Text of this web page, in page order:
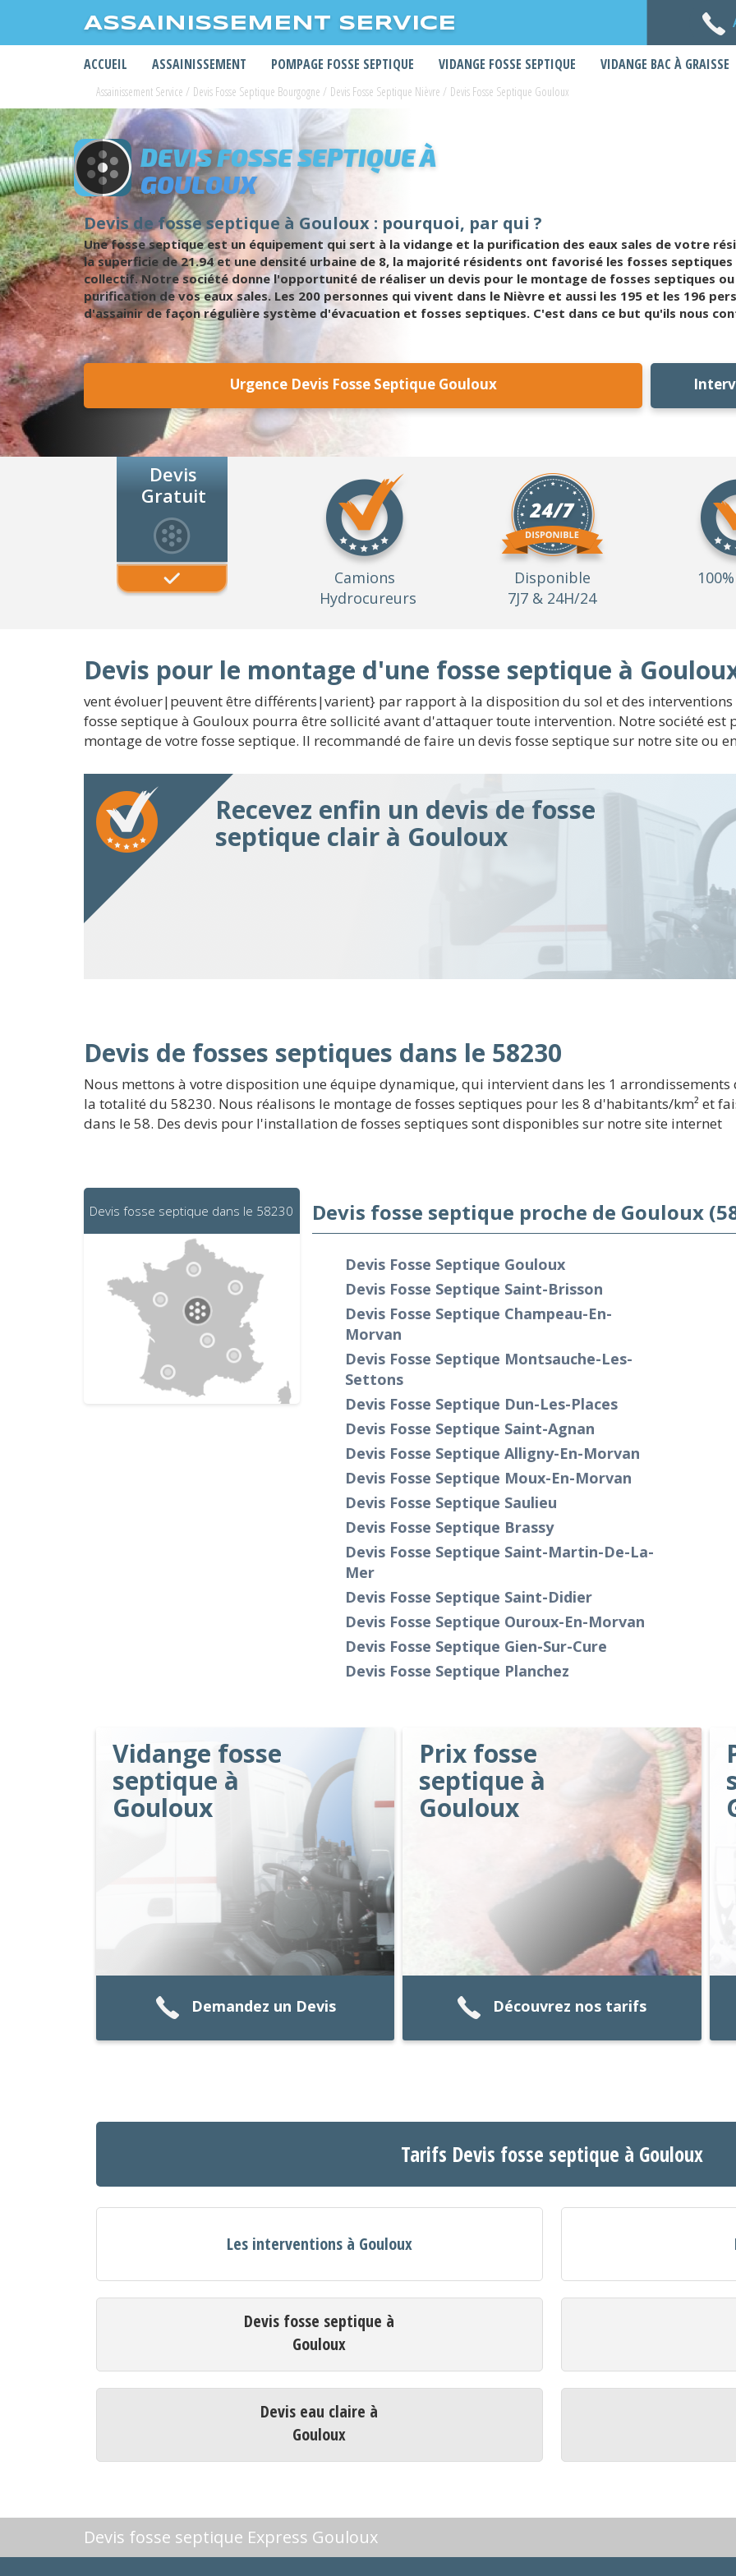
ASSAINISSEMENT SERVICE
ACCUEIL ASSAINISSEMENT POMPAGE FOSSE SEPTIQUE VIDANGE FOSSE SEPTIQUE VIDANGE BAC À GRAISSE
Assainissement Service / Devis Fosse Septique Bourgogne / Devis Fosse Septique Nièvre / Devis Fosse Septique Gouloux
DEVIS FOSSE SEPTIQUE À
GOULOUX
Devis de fosse septique à Gouloux : pourquoi, par qui ?
Une fosse septique est un équipement qui sert à la vidange et la purification des eaux sales de votre
la superficie de 21.94 et une densité urbaine de 8, la majorité résidents ont favorisé les fosses
collectif. Notre société donne l'opportunité de réaliser un devis pour le montage de fosses septiques
purification de vos eaux sales. Les 200 personnes qui vivent dans le Nièvre et aussi les 195 et les 196
d'assainir de façon régulière système d'évacuation et fosses septiques. C'est dans ce but qu'ils nous
Urgence Devis Fosse Septique Gouloux
Devis
Gratuit
Camions
Hydrocureurs
Disponible
7J7 & 24H/24
Devis pour le montage d'une fosse septique à
vent évoluer|peuvent être différents|varient} par rapport à la disposition du sol et des interventions
fosse septique à Gouloux pourra être sollicité avant d'attaquer toute intervention. Notre société est
montage de votre fosse septique. Il recommandé de faire un devis fosse septique sur notre site ou
Recevez enfin un devis de fosse
septique clair à Gouloux
Devis de fosses septiques dans le 58230
Nous mettons à votre disposition une équipe dynamique, qui intervient dans les 1
la totalité du 58230. Nous réalisons le montage de fosses septiques pour les 8 d'habitants/km² et
dans le 58. Des devis pour l'installation de fosses septiques sont disponibles sur notre site internet
Devis fosse septique dans le 58230 Devis fosse septique proche de Gouloux
Devis Fosse Septique Gouloux
Devis Fosse Septique Saint-Brisson
Devis Fosse Septique Champeau-En-
Morvan
Devis Fosse Septique Montsauche-Les-
Settons
Devis Fosse Septique Dun-Les-Places
Devis Fosse Septique Saint-Agnan
Devis Fosse Septique Alligny-En-Morvan
Devis Fosse Septique Moux-En-Morvan
Devis Fosse Septique Saulieu
Devis Fosse Septique Brassy
Devis Fosse Septique Saint-Martin-De-La-
Mer
Devis Fosse Septique Saint-Didier
Devis Fosse Septique Ouroux-En-Morvan
Devis Fosse Septique Gien-Sur-Cure
Devis Fosse Septique Planchez
Vidange fosse
septique à
Gouloux
Demandez un Devis
Prix fosse
septique à
Gouloux
Découvrez nos tarifs
Tarifs Devis fosse septique à Gouloux
Les interventions à Gouloux
Devis fosse septique à
Gouloux
Devis eau claire à
Gouloux
Devis fosse septique Express Gouloux